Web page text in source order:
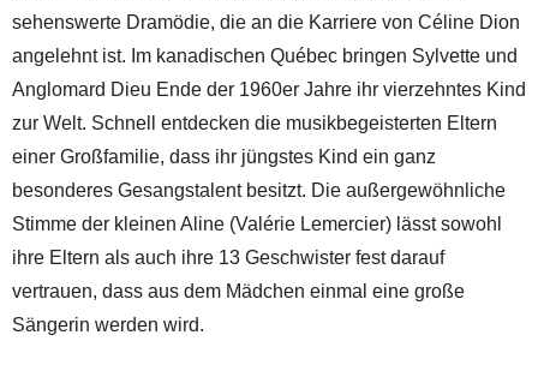
sehenswerte Dramödie, die an die Karriere von Céline Dion
angelehnt ist. Im kanadischen Québec bringen Sylvette und
Anglomard Dieu Ende der 1960er Jahre ihr vierzehntes Kind
zur Welt. Schnell entdecken die musikbegeisterten Eltern
einer Großfamilie, dass ihr jüngstes Kind ein ganz
besonderes Gesangstalent besitzt. Die außergewöhnliche
Stimme der kleinen Aline (Valérie Lemercier) lässt sowohl
ihre Eltern als auch ihre 13 Geschwister fest darauf
vertrauen, dass aus dem Mädchen einmal eine große
Sängerin werden wird.